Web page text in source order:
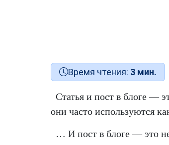
Время чтения: 3 мин.
Статья и пост в блоге —
они часто используются
… И пост в блоге — это